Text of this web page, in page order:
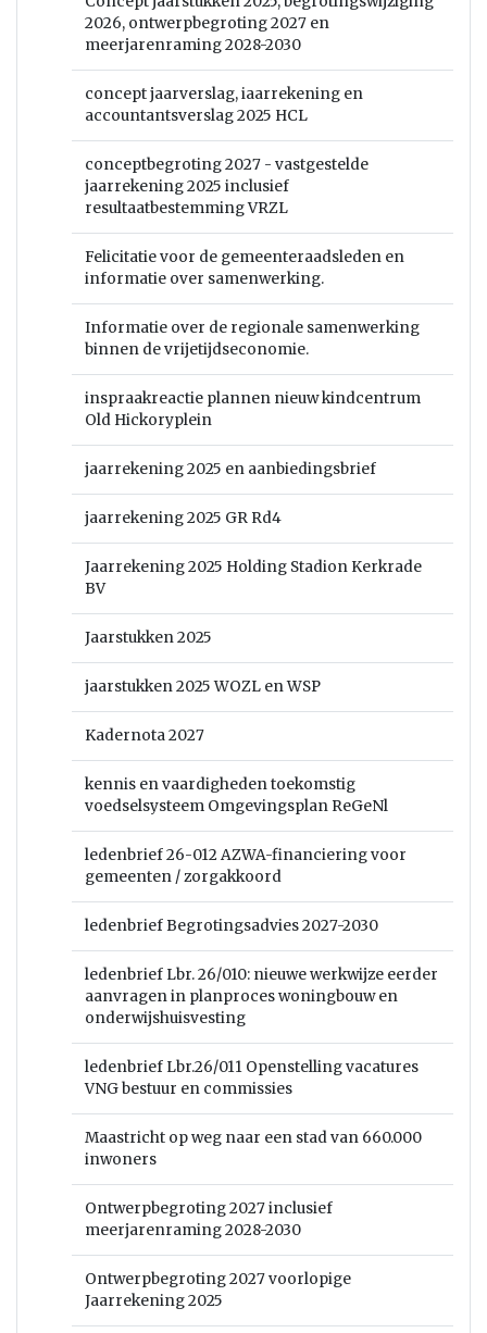
2026, ontwerpbegroting 2027 en
meerjarenraming 2028-2030
concept jaarverslag, iaarrekening en
accountantsverslag 2025 HCL
conceptbegroting 2027 - vastgestelde
jaarrekening 2025 inclusief
resultaatbestemming VRZL
Felicitatie voor de gemeenteraadsleden en
informatie over samenwerking.
Informatie over de regionale samenwerking
binnen de vrijetijdseconomie.
inspraakreactie plannen nieuw kindcentrum
Old Hickoryplein
jaarrekening 2025 en aanbiedingsbrief
jaarrekening 2025 GR Rd4
Jaarrekening 2025 Holding Stadion Kerkrade
BV
Jaarstukken 2025
jaarstukken 2025 WOZL en WSP
Kadernota 2027
kennis en vaardigheden toekomstig
voedselsysteem Omgevingsplan ReGeNl
ledenbrief 26-012 AZWA-financiering voor
gemeenten / zorgakkoord
ledenbrief Begrotingsadvies 2027-2030
ledenbrief Lbr. 26/010: nieuwe werkwijze eerder
aanvragen in planproces woningbouw en
onderwijshuisvesting
ledenbrief Lbr.26/011 Openstelling vacatures
VNG bestuur en commissies
Maastricht op weg naar een stad van 660.000
inwoners
Ontwerpbegroting 2027 inclusief
meerjarenraming 2028-2030
Ontwerpbegroting 2027 voorlopige
Jaarrekening 2025